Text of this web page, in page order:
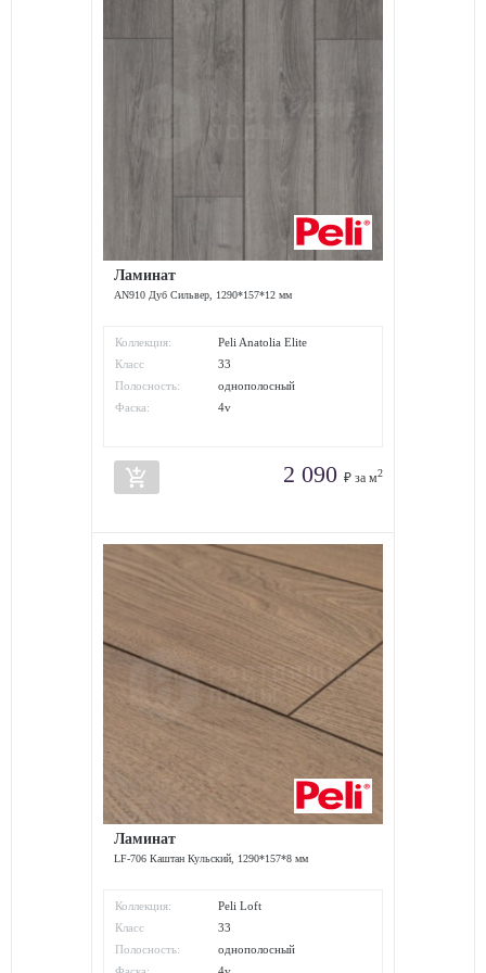
Ламинат
AN910 Дуб Сильвер, 1290*157*12 мм
Коллекция:
Peli Anatolia Elite
Класс
износостойкости:
33
Полосность:
однополосный
Фаска:
4v
add_shopping_cart 2 090 ₽ за м2
Ламинат
LF-706 Каштан Кульский, 1290*157*8 мм
Коллекция:
Peli Loft
Класс
износостойкости:
33
Полосность:
однополосный